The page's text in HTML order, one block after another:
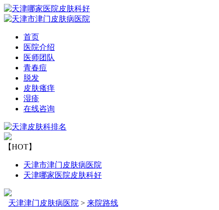
首页
医院介绍
医师团队
青春痘
脱发
皮肤瘙痒
湿疹
在线咨询
【HOT】
天津市津门皮肤病医院
天津哪家医院皮肤科好
天津津门皮肤病医院 > 来院路线